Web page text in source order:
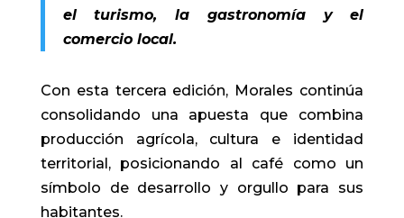
el turismo, la gastronomía y el
comercio local.
Con esta tercera edición, Morales continúa
consolidando una apuesta que combina
producción agrícola, cultura e identidad
territorial, posicionando al café como un
símbolo de desarrollo y orgullo para sus
habitantes.